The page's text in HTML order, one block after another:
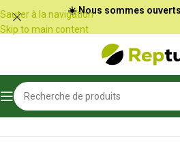
Panneau de gestion des cookies
Sauter à la navigation
Skip to main content
☀️ Nous sommes
Accueil